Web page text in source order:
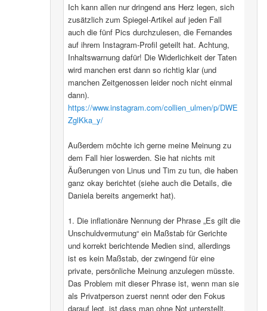
Ich kann allen nur dringend ans Herz legen, sich
zusätzlich zum Spiegel-Artikel auf jeden Fall
auch die fünf Pics durchzulesen, die Fernandes
auf ihrem Instagram-Profil geteilt hat. Achtung,
Inhaltswarnung dafür! Die Widerlichkeit der Taten
wird manchen erst dann so richtig klar (und
manchen Zeitgenossen leider noch nicht einmal
dann).
https://www.instagram.com/collien_ulmen/p/DWE
ZglKka_y/
Außerdem möchte ich gerne meine Meinung zu
dem Fall hier loswerden. Sie hat nichts mit
Äußerungen von Linus und Tim zu tun, die haben
ganz okay berichtet (siehe auch die Details, die
Daniela bereits angemerkt hat).
1. Die inflationäre Nennung der Phrase „Es gilt die
Unschuldvermutung“ ein Maßstab für Gerichte
und korrekt berichtende Medien sind, allerdings
ist es kein Maßstab, der zwingend für eine
private, persönliche Meinung anzulegen müsste.
Das Problem mit dieser Phrase ist, wenn man sie
als Privatperson zuerst nennt oder den Fokus
darauf legt, ist dass man ohne Not unterstellt,